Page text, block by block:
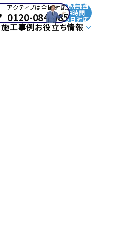
アクティブは全国対応!
0120-084-085
通話無料
24時間
365日対応!
施工事例お役立ち情報